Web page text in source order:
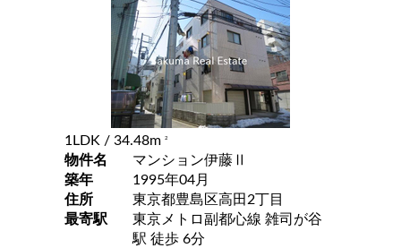
1LDK / 34.48m 2
物件名
マンション伊藤Ⅱ
築年
1995年04月
住所
東京都豊島区高田2丁目
最寄駅
東京メトロ副都心線 雑司が谷
駅 徒歩 6分